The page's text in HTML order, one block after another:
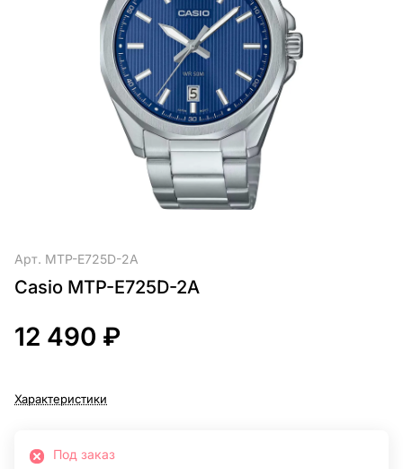
Арт. MTP-E725D-2A
Casio MTP-E725D-2A
12 490 ₽
Характеристики
Под заказ